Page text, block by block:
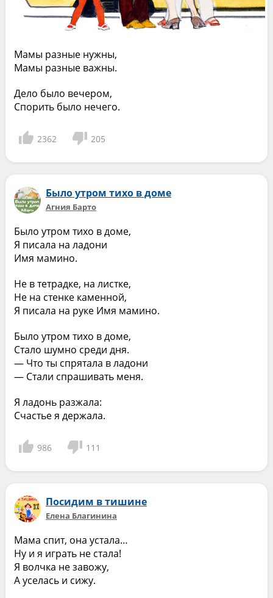
Мамы разные нужны,
Мамы разные важны.
Дело было вечером,
Спорить было нечего.
2362 205
Было утром тихо в доме
Агния Барто
Было утром тихо в доме,
Я писала на ладони
Имя мамино.
Не в тетрадке, на листке,
Не на стенке каменной,
Я писала на руке Имя мамино.
Было утром тихо в доме,
Стало шумно среди дня.
— Что ты спрятала в ладони
— Стали спрашивать меня.
Я ладонь разжала:
Счастье я держала.
986 111
Посидим в тишине
Елена Благинина
Мама спит, она устала…
Ну и я играть не стала!
Я волчка не завожу,
А уселась и сижу.